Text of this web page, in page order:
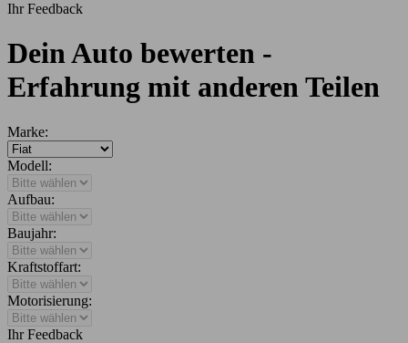
Ihr Feedback
Dein Auto bewerten -
Erfahrung mit anderen Teilen
Marke:
Modell:
Aufbau:
Baujahr:
Kraftstoffart:
Motorisierung:
Ihr Feedback